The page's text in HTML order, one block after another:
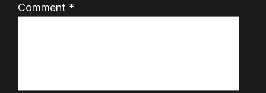
Comment *